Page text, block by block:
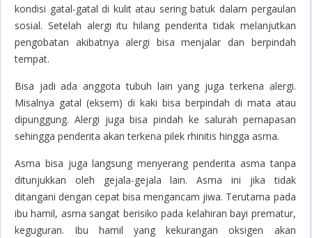
kondisi gatal-gatal di kulit atau sering batuk dalam pergaulan
sosial. Setelah alergi itu hilang penderita tidak melanjutkan
pengobatan akibatnya alergi bisa menjalar dan berpindah
tempat.
Bisa jadi ada anggota tubuh lain yang juga terkena alergi.
Misalnya gatal (eksem) di kaki bisa berpindah di mata atau
dipunggung. Alergi juga bisa pindah ke salurah pernapasan
sehingga penderita akan terkena pilek rhinitis hingga asma.
Asma bisa juga langsung menyerang penderita asma tanpa
ditunjukkan oleh gejala-gejala lain. Asma ini jika tidak
ditangani dengan cepat bisa mengancam jiwa. Terutama pada
ibu hamil, asma sangat berisiko pada kelahiran bayi prematur,
keguguran. Ibu hamil yang kekurangan oksigen akan